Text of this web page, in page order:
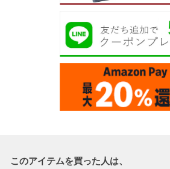
このアイテムを買った人は、